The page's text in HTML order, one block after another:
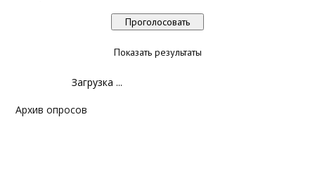
Показать результаты
Загрузка ...
Архив опросов